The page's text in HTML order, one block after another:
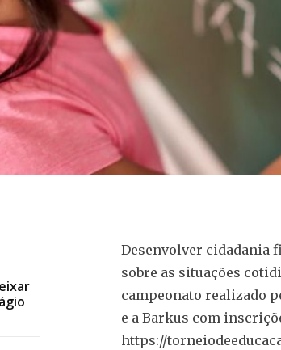
Desenvolver cidadania
sobre as situações
campeonato realizado
e a Barkus com
https://